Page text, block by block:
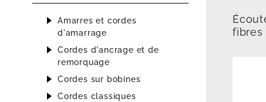
Amarres et cordes
d'amarrage
Cordes d'ancrage et de
remorquage
Cordes sur bobines
Cordes classiques
fibres